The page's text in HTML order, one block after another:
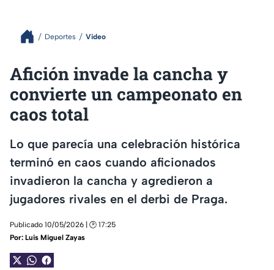
Deportes Video
Afición invade la cancha y
convierte un campeonato en
caos total
Lo que parecía una celebración histórica
terminó en caos cuando aficionados
invadieron la cancha y agredieron a
jugadores rivales en el derbi de Praga.
Publicado 10/05/2026 | 🕑 17:25
Por: Luis Miguel Zayas